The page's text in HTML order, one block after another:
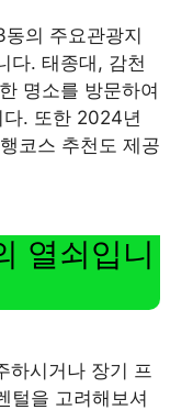
의 주요관광지
다. 태종대, 감천
명소를 방문하여
. 또한 2024년
코스 추천도 제공
열쇠입니
하시거나 장기 프
털을 고려해보셔